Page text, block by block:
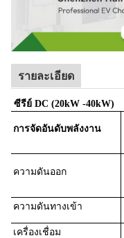
รายละเอียด
ซีรีย์ DC (20kW -40kW)
การจัดอันดับพลังงาน
ความดันออก
ความดันทางเข้า
เครื่องเชื่อม